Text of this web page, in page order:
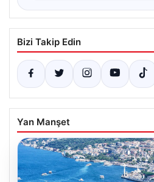
Bizi Takip Edin
Yan Manşet